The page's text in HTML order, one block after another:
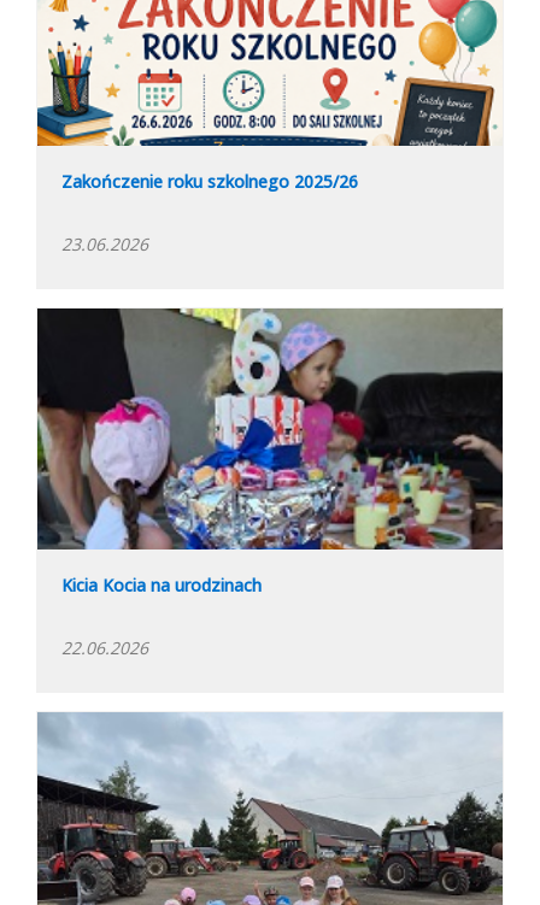
Zakończenie roku szkolnego 2025/26
23.06.2026
Kicia Kocia na urodzinach
22.06.2026